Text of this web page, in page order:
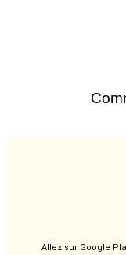
Allez sur Google